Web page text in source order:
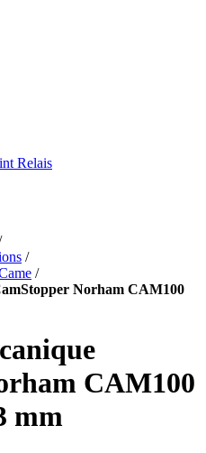
Relais
/
/
Norham CAM100
CAM100
mm